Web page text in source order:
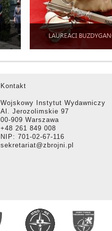
LAUREACI
Kontakt
Wojskowy Instytut Wydawniczy
Al. Jerozolimskie 97
00-909 Warszawa
+48 261 849 008
NIP: 701-02-67-116
sekretariat@zbrojni.pl